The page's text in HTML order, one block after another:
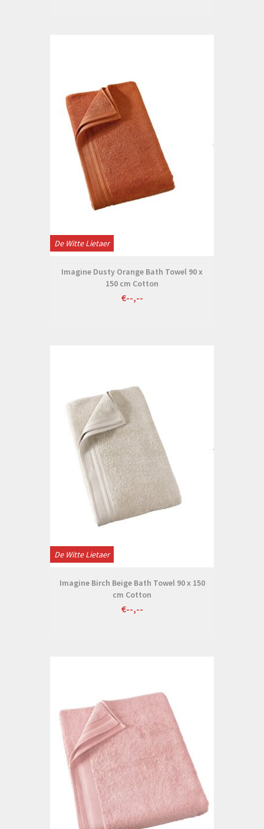
De Witte Lietaer
Imagine Dusty Orange Bath Towel 90 x
150 cm Cotton
€--,--
De Witte Lietaer
Imagine Birch Beige Bath Towel 90 x 150
cm Cotton
€--,--